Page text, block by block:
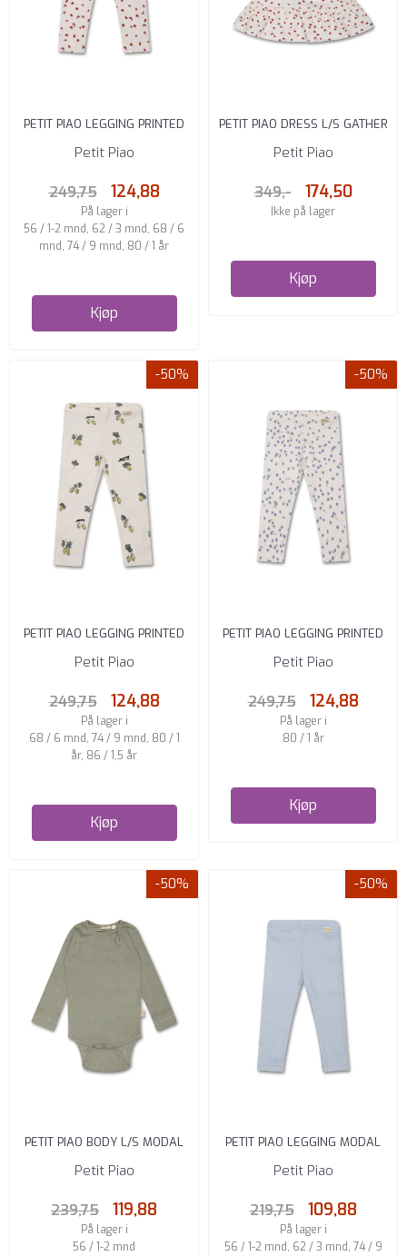
PETIT PIAO LEGGING PRINTED
LADYBUG
Petit Piao
249,75 124,88
På lager i
56 / 1-2 mnd, 62 / 3 mnd, 68 / 6
mnd, 74 / 9 mnd, 80 / 1 år
Kjøp
PETIT PIAO DRESS L/S GATHER
PRINTED LADYBUG
Petit Piao
349,- 174,50
Ikke på lager
Kjøp
-50%
PETIT PIAO LEGGING PRINTED
GOOSEBERRY
Petit Piao
249,75 124,88
På lager i
68 / 6 mnd, 74 / 9 mnd, 80 / 1
år, 86 / 1,5 år
Kjøp
-50%
PETIT PIAO LEGGING PRINTED
FORGET ME NOT
Petit Piao
249,75 124,88
På lager i
80 / 1 år
Kjøp
-50%
PETIT PIAO BODY L/S MODAL
GREEN SHADOW
Petit Piao
239,75 119,88
På lager i
56 / 1-2 mnd
-50%
PETIT PIAO LEGGING MODAL
SPRING BLUE
Petit Piao
219,75 109,88
På lager i
56 / 1-2 mnd, 62 / 3 mnd, 74 / 9